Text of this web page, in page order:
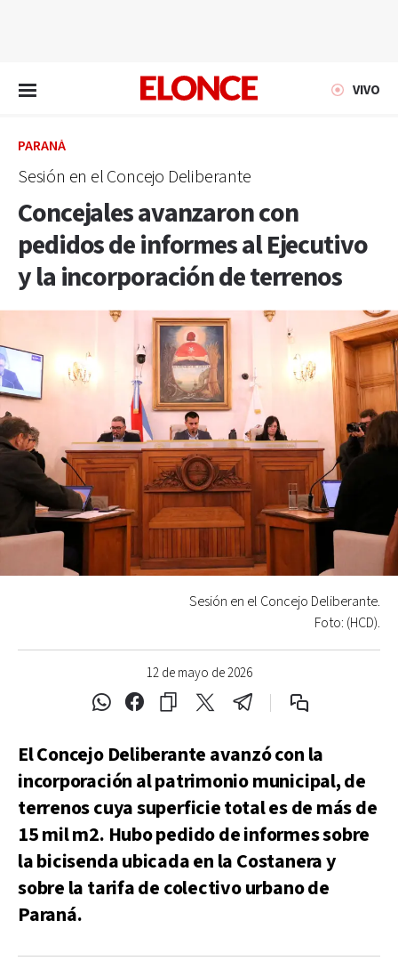
VIVO
PARANÁ
Sesión en el Concejo Deliberante
Concejales avanzaron con
pedidos de informes al Ejecutivo
y la incorporación de terrenos
12 de mayo de 2026
Sesión en el Concejo Deliberante.
Foto: (HCD).
El Concejo Deliberante avanzó con la
incorporación al patrimonio municipal, de
terrenos cuya superficie total es de más de
15 mil m2. Hubo pedido de informes sobre
la bicisenda ubicada en la Costanera y
sobre la tarifa de colectivo urbano de
Paraná.